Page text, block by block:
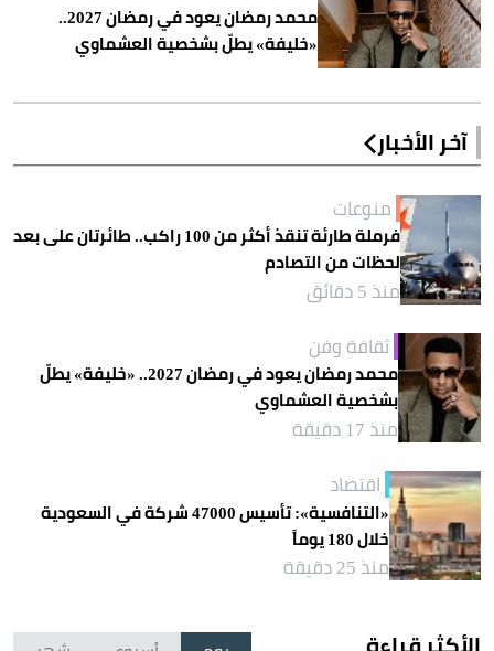
محمد رمضان يعود في رمضان 2027..
«خليفة» يطلّ بشخصية العشماوي
آخر الأخبار
منوعات
فرملة طارئة تنقذ أكثر من 100 راكب.. طائرتان على بعد
لحظات من التصادم
منذ 5 دقائق
ثقافة وفن
محمد رمضان يعود في رمضان 2027.. «خليفة» يطلّ
بشخصية العشماوي
منذ 17 دقيقة
اقتصاد
«التنافسية»: تأسيس 47000 شركة في السعودية
خلال 180 يوماً
منذ 25 دقيقة